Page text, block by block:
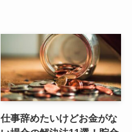
仕事辞めたいけどお金がな